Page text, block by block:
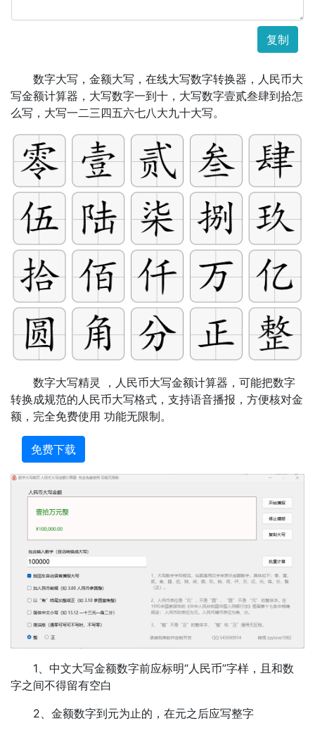
复制
数字大写，金额大写，在线大写数字转换器，人民币大
写金额计算器，大写数字一到十，大写数字壹贰叁肆到拾怎
么写，大写一二三四五六七八大九十大写。
数字大写精灵 ，人民币大写金额计算器，可能把数字
转换成规范的人民币大写格式，支持语音播报，方便核对金
额，完全免费使用 功能无限制。
免费下载
1、中文大写金额数字前应标明“人民币”字样，且和数
字之间不得留有空白
2、金额数字到元为止的，在元之后应写整字